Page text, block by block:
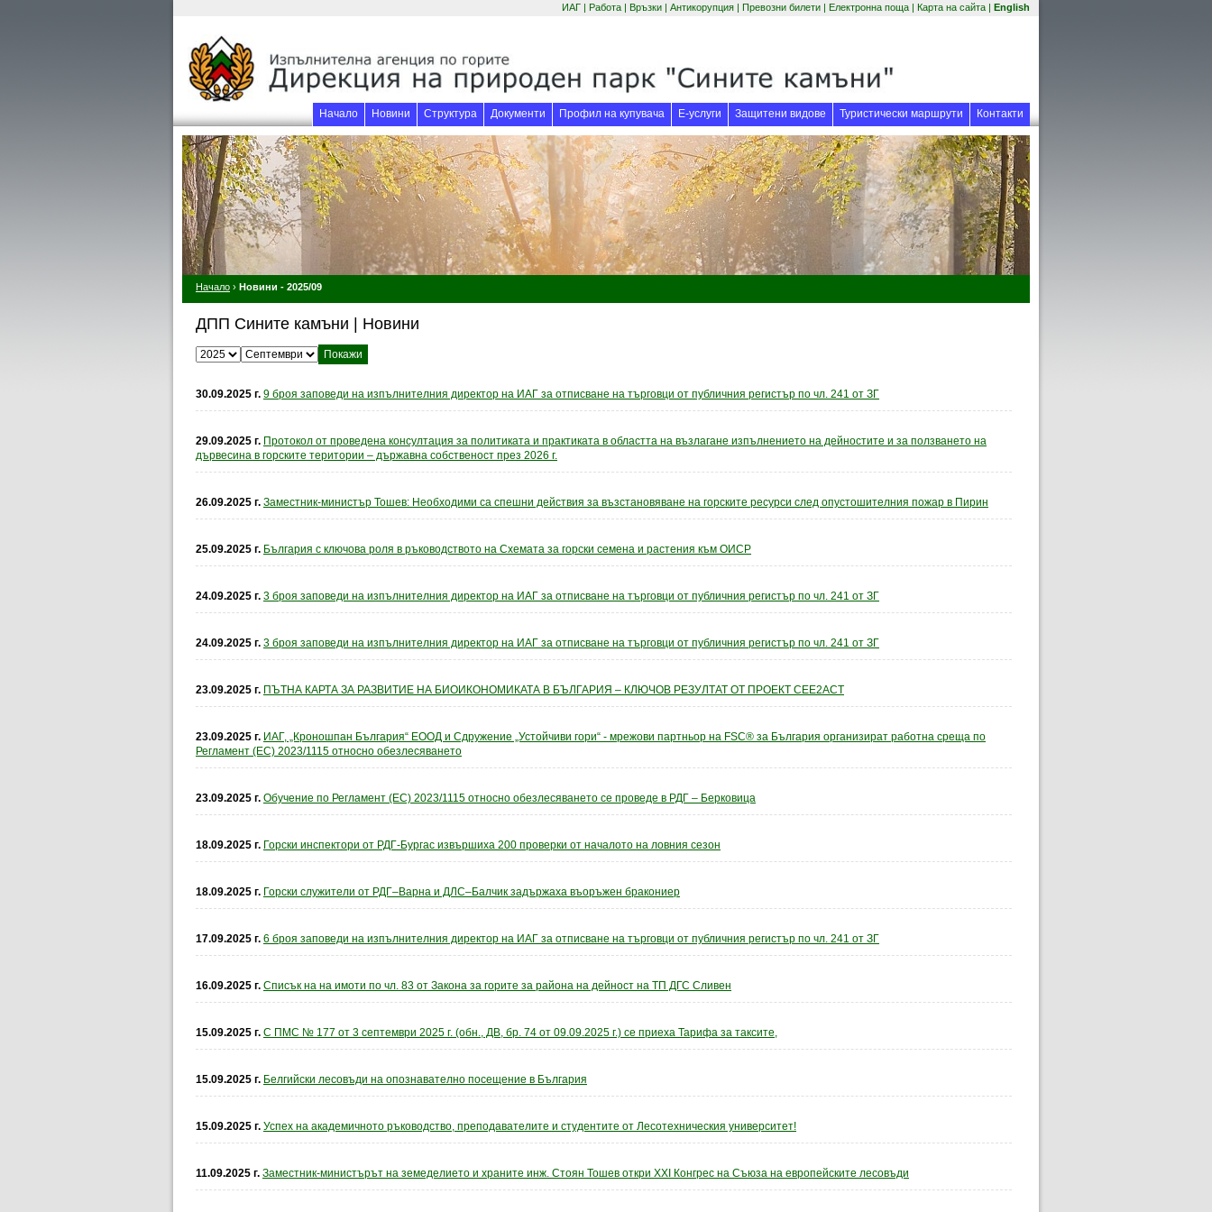
ИАГ | Работа | Връзки | Антикорупция | Превозни билети | Електронна поща (отваря се в нов прозорец)
| Карта на сайта | English
Начало Новини Структура Документи Профил на купувача Е-услуги (отваря се в нов прозорец)
Защитени видове Туристически маршрути Контакти
Начало › Новини - 2025/09
ДПП Сините камъни | Новини
Изберете година:Изберете месец:
30.09.2025 г. 9 броя заповеди на изпълнителния директор на ИАГ за отписване на търговци от публичния регистър по чл. 241 от ЗГ
29.09.2025 г. Протокол от проведена консултация за политиката и практиката в областта на възлагане изпълнението на дейностите и за ползването на
дървесина в горските територии – държавна собственост през 2026 г.
26.09.2025 г. Заместник-министър Тошев: Необходими са спешни действия за възстановяване на горските ресурси след опустошителния пожар в Пирин
25.09.2025 г. България с ключова роля в ръководството на Схемата за горски семена и растения към ОИСР
24.09.2025 г. 3 броя заповеди на изпълнителния директор на ИАГ за отписване на търговци от публичния регистър по чл. 241 от ЗГ
24.09.2025 г. 3 броя заповеди на изпълнителния директор на ИАГ за отписване на търговци от публичния регистър по чл. 241 от ЗГ
23.09.2025 г. ПЪТНА КАРТА ЗА РАЗВИТИЕ НА БИОИКОНОМИКАТА В БЪЛГАРИЯ – КЛЮЧОВ РЕЗУЛТАТ ОТ ПРОЕКТ CEE2ACT
23.09.2025 г. ИАГ, „Кроношпан България“ ЕООД и Сдружение „Устойчиви гори“ - мрежови партньор на FSC® за България организират работна среща по
Регламент (ЕС) 2023/1115 относно обезлесяването
23.09.2025 г. Обучение по Регламент (ЕС) 2023/1115 относно обезлесяването се проведе в РДГ – Берковица
18.09.2025 г. Горски инспектори от РДГ-Бургас извършиха 200 проверки от началото на ловния сезон
18.09.2025 г. Горски служители от РДГ–Варна и ДЛС–Балчик задържаха въоръжен бракониер
17.09.2025 г. 6 броя заповеди на изпълнителния директор на ИАГ за отписване на търговци от публичния регистър по чл. 241 от ЗГ
16.09.2025 г. Списък на на имоти по чл. 83 от Закона за горите за района на дейност на ТП ДГС Сливен
15.09.2025 г. С ПМС № 177 от 3 септември 2025 г. (обн., ДВ, бр. 74 от 09.09.2025 г.) се приеха Тарифа за таксите,
15.09.2025 г. Белгийски лесовъди на опознавателно посещение в България
15.09.2025 г. Успех на академичното ръководство, преподавателите и студентите от Лесотехническия университет!
11.09.2025 г. Заместник-министърът на земеделието и храните инж. Стоян Тошев откри XXI Конгрес на Съюза на европейските лесовъди